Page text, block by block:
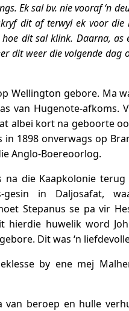
Ek sal bv. nie vooraf ‘n
dit af terwyl ek voor
dit sal klink. Daarna, as
dit weer die volgende dag
Wellington gebore. Ma
van Hugenote-afkoms.
albei kort na geboorte
in 1898 onverwags op
Anglo-Boereoorlog.
die Kaapkolonie
in Daljosafat,
Stepanus se pa vir
hierdie huwelik word
Dit was ‘n
by ene mej
beroep en hulle